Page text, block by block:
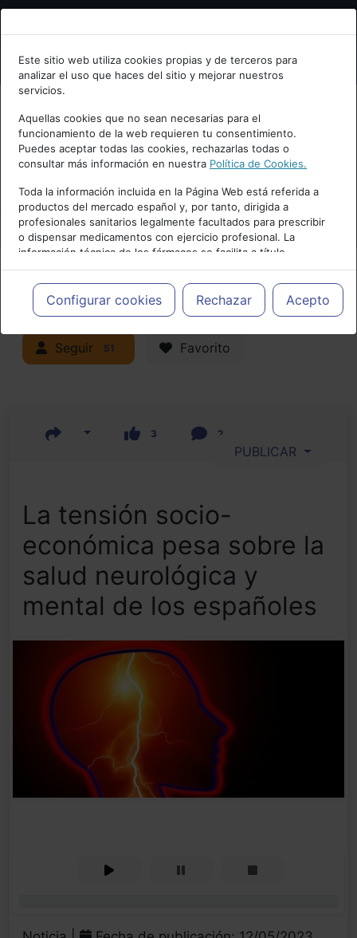
Bienvenid@ a psiquiatria.com
Escribe tu Email
Accede o regístrate con tu email.
Cancelar
Este sitio web utiliza cookies propias y de terceros para
analizar el uso que haces del sitio y mejorar nuestros
servicios.
Aquellas cookies que no sean necesarias para el
funcionamiento de la web requieren tu consentimiento.
Puedes aceptar todas las cookies, rechazarlas todas o
consultar más información en nuestra Política de Cookies.
Toda la información incluida en la Página Web está referida a
productos del mercado español y, por tanto, dirigida a
profesionales sanitarios legalmente facultados para prescribir
o dispensar medicamentos con ejercicio profesional. La
información técnica de los fármacos se facilita a título
meramente informativo, siendo responsabilidad de los
profesionales facultados prescribir medicamentos y decidir, en
cada caso concreto, el tratamiento más adecuado a las
necesidades del paciente.
Configurar cookies Rechazar Acepto
Actualidad y Artículos|
Neuropsiquiatría y Neurología
Seguir 51 Favorito
3 2
PUBLICAR
La tensión socio-
económica pesa sobre la
salud neurológica y
mental de los españoles